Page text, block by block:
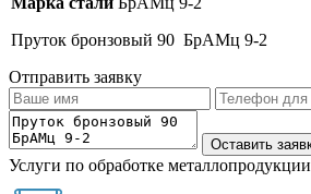
Пруток бронзовый 90 БрАМц 9-2
Отправить заявку
Услуги по обработке металлопродукции